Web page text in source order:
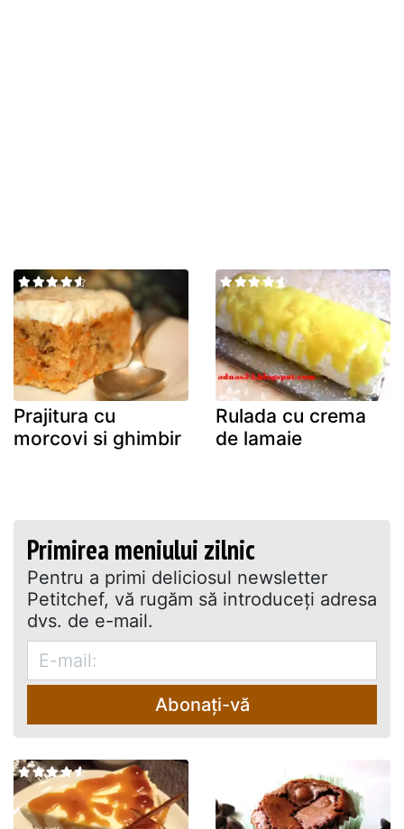
Prajitura cu
morcovi si ghimbir
Rulada cu crema
de lamaie
Primirea meniului zilnic
Pentru a primi deliciosul newsletter
Petitchef, vă rugăm să introduceţi adresa
dvs. de e-mail.
Abonați-vă